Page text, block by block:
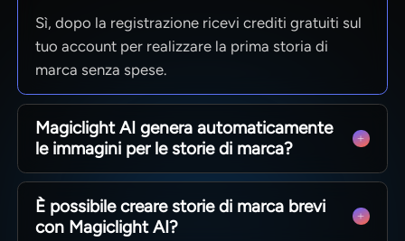
Sì, dopo la registrazione ricevi crediti gratuiti sul
tuo account per realizzare la prima storia di
marca senza spese.
Magiclight AI genera automaticamente
le immagini per le storie di marca?
Certamente: dopo aver analizzato la
sceneggiatura lo strumento crea tutte le
illustrazioni del video, modificabili
È possibile creare storie di marca brevi
con Magiclight AI?